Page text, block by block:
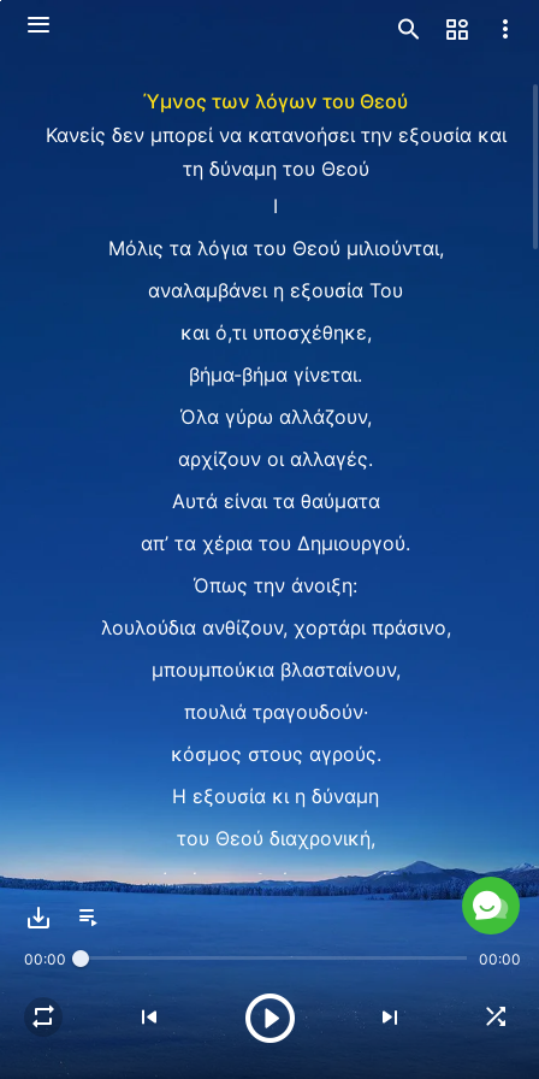
Ύμνος των λόγων του Θεού
Κανείς δεν μπορεί να κατανοήσει την εξουσία και
τη δύναμη του Θεού
Ⅰ
Μόλις τα λόγια του Θεού μιλιούνται,
αναλαμβάνει η εξουσία Του
και ό,τι υποσχέθηκε,
βήμα-βήμα γίνεται.
Όλα γύρω αλλάζουν,
αρχίζουν οι αλλαγές.
Αυτά είναι τα θαύματα
απ’ τα χέρια του Δημιουργού.
Όπως την άνοιξη:
λουλούδια ανθίζουν, χορτάρι πράσινο,
μπουμπούκια βλασταίνουν,
πουλιά τραγουδούν·
κόσμος στους αγρούς.
Η εξουσία κι η δύναμη
του Θεού διαχρονική,
από μέρη, ανθρώπους και ύλη,
Η εξουσία κι η δύναμη
του Θεού αφάνταστη.
Δύσκολο να εμβαθύνεις,
00:00 00:00